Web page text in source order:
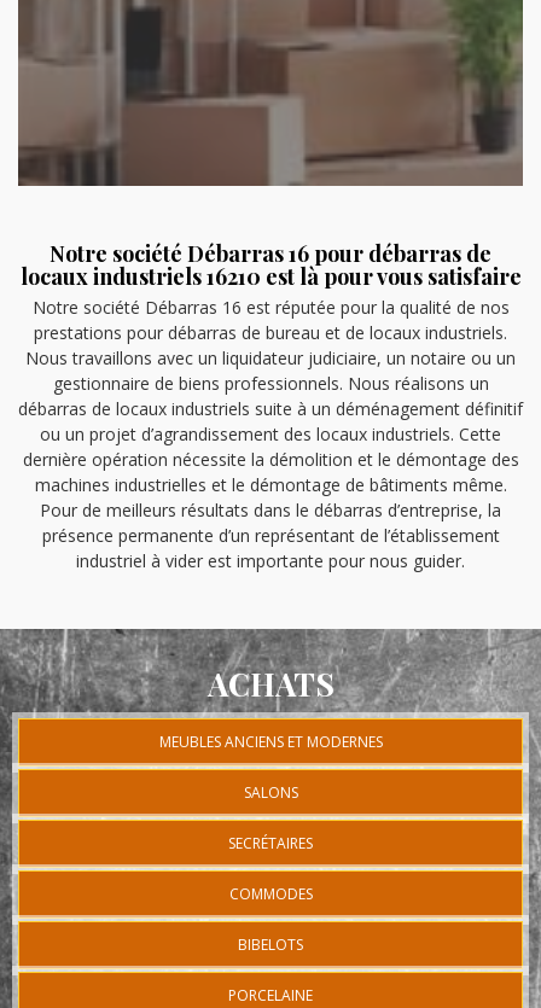
Notre société Débarras 16 pour débarras de
locaux industriels 16210 est là pour vous satisfaire
Notre société Débarras 16 est réputée pour la qualité de nos
prestations pour débarras de bureau et de locaux industriels.
Nous travaillons avec un liquidateur judiciaire, un notaire ou un
gestionnaire de biens professionnels. Nous réalisons un
débarras de locaux industriels suite à un déménagement définitif
ou un projet d’agrandissement des locaux industriels. Cette
dernière opération nécessite la démolition et le démontage des
machines industrielles et le démontage de bâtiments même.
Pour de meilleurs résultats dans le débarras d’entreprise, la
présence permanente d’un représentant de l’établissement
industriel à vider est importante pour nous guider.
ACHATS
MEUBLES ANCIENS ET MODERNES
SALONS
SECRÉTAIRES
COMMODES
BIBELOTS
PORCELAINE